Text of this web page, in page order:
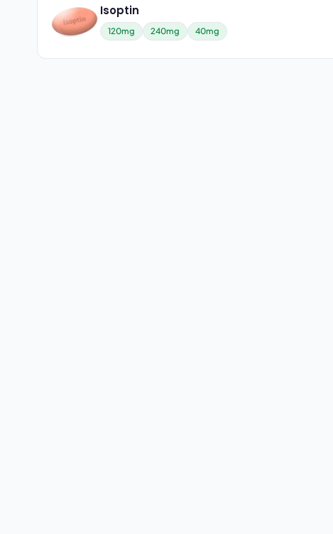
Isoptin
120mg 240mg 40mg